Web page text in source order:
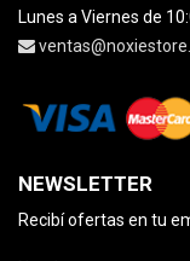
Lunes a Viernes de
NEWSLETTER
Recibí ofertas en tu